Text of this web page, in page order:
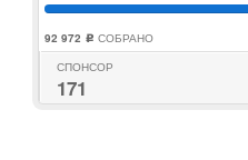
92 972 c СОБРАНО
СПОНСОР
171